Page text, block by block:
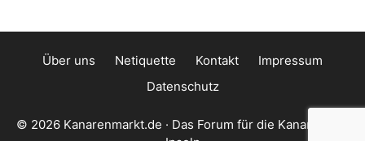
Über uns Netiquette Kontakt
Impressum
Datenschutz
© 2026 Kanarenmarkt.de · Das Forum für die Kanarischen